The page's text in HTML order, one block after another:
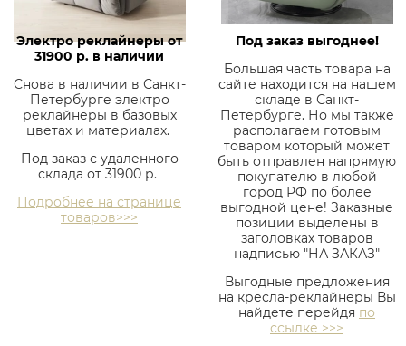
Электро реклайнеры от
31900 р. в наличии
Снова в наличии в Санкт-
Петербурге электро
реклайнеры в базовых
цветах и материалах.
Под заказ с удаленного
склада от 31900 р.
Подробнее на странице
товаров>>>
Под заказ выгоднее!
Большая часть товара на
сайте находится на нашем
складе в Санкт-
Петербурге. Но мы также
располагаем готовым
товаром который может
быть отправлен напрямую
покупателю в любой
город РФ по более
выгодной цене! Заказные
позиции выделены в
заголовках товаров
надписью "НА ЗАКАЗ"
Выгодные предложения
на кресла-реклайнеры Вы
найдете перейдя по
ссылке >>>